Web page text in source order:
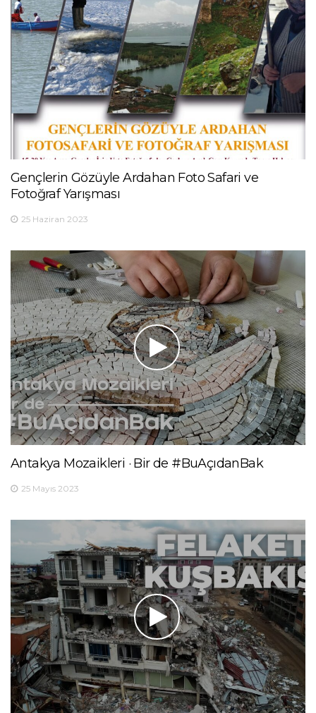
Gençlerin Gözüyle Ardahan Foto Safari ve
Fotoğraf Yarışması
25 Haziran 2023
Antakya Mozaikleri · Bir de #BuAçıdanBak
25 Mayıs 2023